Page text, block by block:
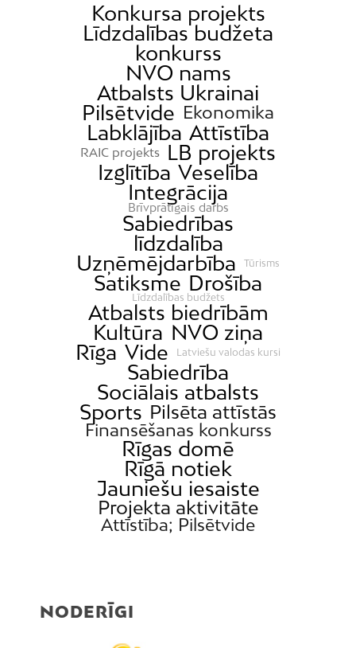
Konkursa projekts
Līdzdalības budžeta
konkurss
NVO nams
Atbalsts Ukrainai
Pilsētvide Ekonomika
Labklājība Attīstība
RAIC projekts
LB projekts
Izglītība Veselība
Integrācija
Brīvprātīgais darbs
Sabiedrības
līdzdalība
Uzņēmējdarbība
Tūrisms
Satiksme Drošība
Līdzdalības budžets
Atbalsts biedrībām
Kultūra NVO ziņa
Rīga Vide Latviešu valodas kursi
Sabiedrība
Sociālais atbalsts
Sports Pilsēta attīstās
Finansēšanas konkurss
Rīgas domē
Rīgā notiek
Jauniešu iesaiste
Projekta aktivitāte
Attīstība; Pilsētvide
NODERĪGI